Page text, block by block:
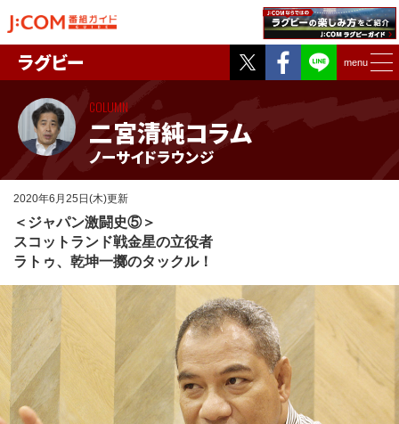
Twitter
Facebook
menu
ラグビー
二宮清純コラム
ノーサイドラウンジ
COLUMN
2020年6月25日(木)更新
＜ジャパン激闘史⑤＞
スコットランド戦金星の立役者
ラトゥ、乾坤一擲のタックル！